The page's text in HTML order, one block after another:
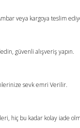
veya kargoya teslim
güvenli alışveriş yapın.
sevk emri Verilir.
hiç bu kadar kolay iade